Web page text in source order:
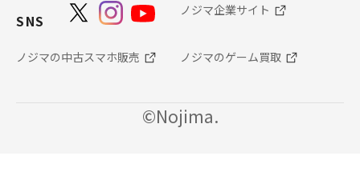
SNS
ノジマ企業サイト
ノジマの中古スマホ販売 ノジマのゲーム買取
©Nojima.